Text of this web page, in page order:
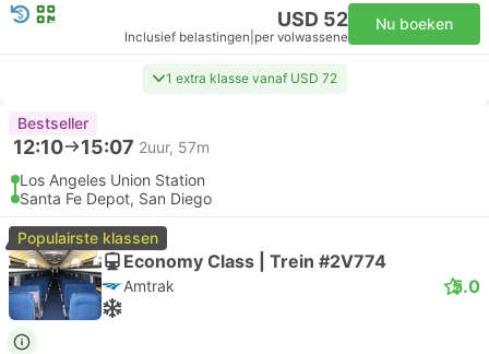
USD 52
Inclusief belastingen per volwassene
Nu boeken
1 extra klasse vanaf USD 72
Bestseller
12:10 15:07 2uur, 57m
Los Angeles Union Station
Santa Fe Depot, San Diego
Populairste klassen
Economy Class | Trein #2V774
Amtrak 5.0